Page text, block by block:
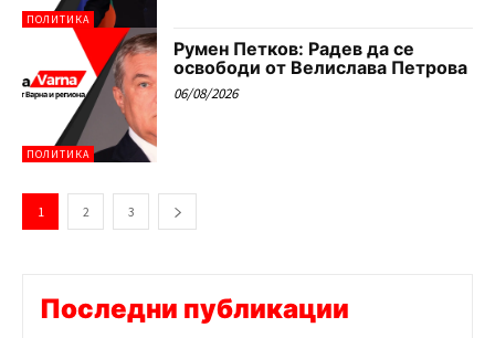
ПОЛИТИКА
ПОЛИТИКА
Румен Петков: Радев да се
освободи от Велислава Петрова
06/08/2026
1 2 3
Последни публикации